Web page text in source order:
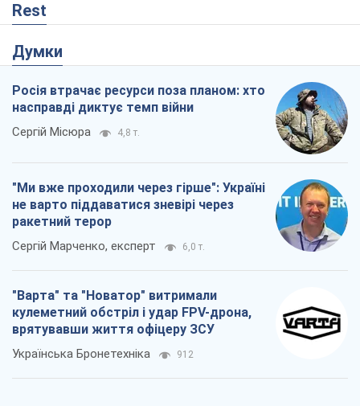
Rest
Думки
Росія втрачає ресурси поза планом: хто
насправді диктує темп війни
Сергій Місюра 4,8 т.
"Ми вже проходили через гірше": Україні
не варто піддаватися зневірі через
ракетний терор
Сергій Марченко, експерт 6,0 т.
"Варта" та "Новатор" витримали
кулеметний обстріл і удар FPV-дрона,
врятувавши життя офіцеру ЗСУ
Українська Бронетехніка 912